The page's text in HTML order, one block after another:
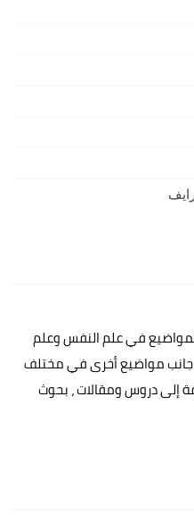
في علم النفس وعلم
جانب مواضيع أخرى في مختلف
إلى دروس ومقالات ، بحوث